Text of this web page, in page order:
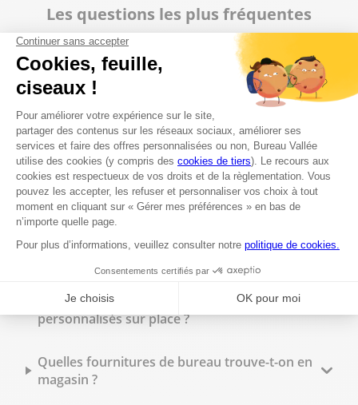
Les questions les plus fréquentes
Proposez-vous un service d'impression à
Ternat ?
Est-il possible de faire des photocopies en
magasin ?
Peut-on faire imprimer des flyers à Bureau
Vallée Ternat ?
Quels types de reliure sont disponibles en
Peut-on commander des tampons
personnalisés sur place ?
Quelles fournitures de bureau trouve-t-on en
magasin ?